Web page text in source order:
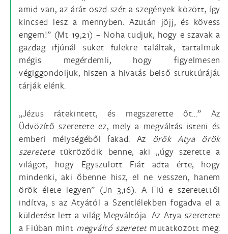
amid van, az árát oszd szét a szegények között, így
kincsed lesz a mennyben. Azután jöjj, és kövess
engem!” (Mt 19,21) – Noha tudjuk, hogy e szavak a
gazdag ifjúnál süket fülekre találtak, tartalmuk
mégis megérdemli, hogy figyelmesen
végiggondoljuk, hiszen a hivatás belső struktúráját
tárják elénk.
„Jézus rátekintett, és megszerette őt...” Az
Üdvözítő szeretete ez, mely a megváltás isteni és
emberi mélységéből fakad. Az örök Atya örök
szeretetetükröződik benne, aki „úgy szerette a
világot, hogy Egyszülött Fiát adta érte, hogy
mindenki, aki őbenne hisz, el ne vesszen, hanem
örök élete legyen” (Jn 3,16). A Fiú e szeretettől
indítva, s az Atyától a Szentlélekben fogadva el a
küldetést lett a világ Megváltója. Az Atya szeretete
a Fiúban mint megváltó szeretet mutatkozott meg.